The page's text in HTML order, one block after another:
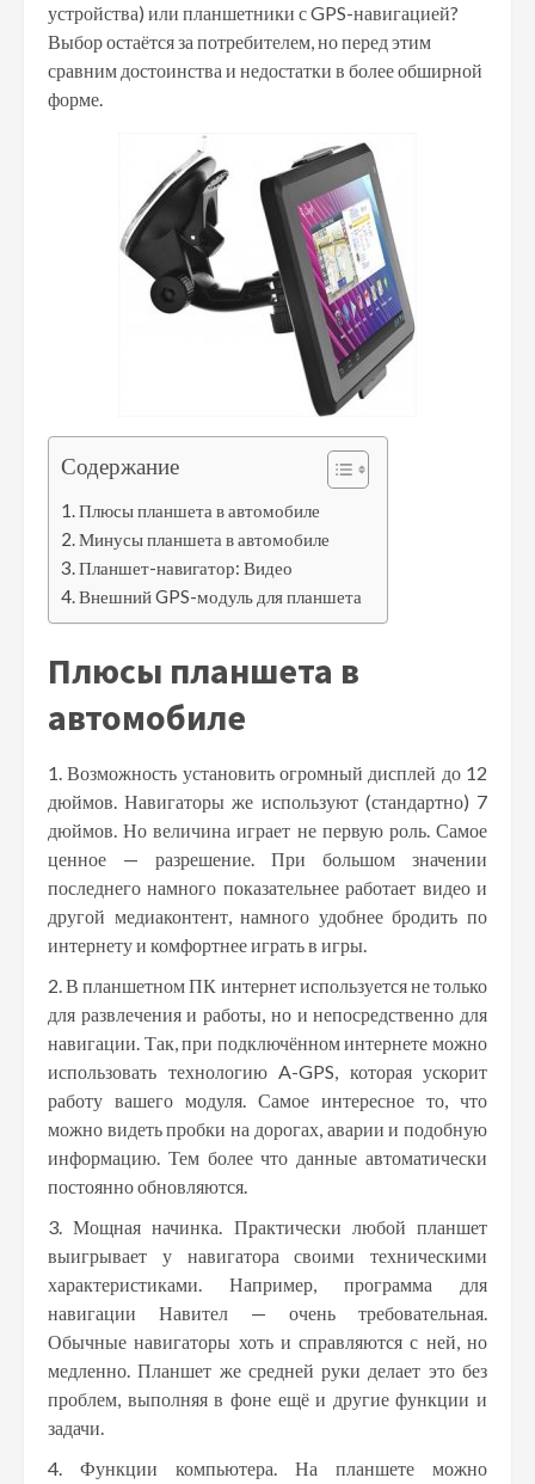
устройства) или планшетники с GPS-навигацией?
Выбор остаётся за потребителем, но перед этим
сравним достоинства и недостатки в более обширной
форме.
Содержание
Плюсы планшета в автомобиле
Минусы планшета в автомобиле
Планшет-навигатор: Видео
Внешний GPS-модуль для планшета
Плюсы планшета в
автомобиле
Возможность установить огромный дисплей до 12
дюймов. Навигаторы же используют (стандартно) 7
дюймов. Но величина играет не первую роль. Самое
ценное — разрешение. При большом значении
последнего намного показательнее работает видео и
другой медиаконтент, намного удобнее бродить по
интернету и комфортнее играть в игры.
В планшетном ПК интернет используется не только
для развлечения и работы, но и непосредственно для
навигации. Так, при подключённом интернете можно
использовать технологию A-GPS, которая ускорит
работу вашего модуля. Самое интересное то, что
можно видеть пробки на дорогах, аварии и подобную
информацию. Тем более что данные автоматически
постоянно обновляются.
Мощная начинка. Практически любой планшет
выигрывает у навигатора своими техническими
характеристиками. Например, программа для
навигации Навител — очень требовательная.
Обычные навигаторы хоть и справляются с ней, но
медленно. Планшет же средней руки делает это без
проблем, выполняя в фоне ещё и другие функции и
задачи.
Функции компьютера. На планшете можно